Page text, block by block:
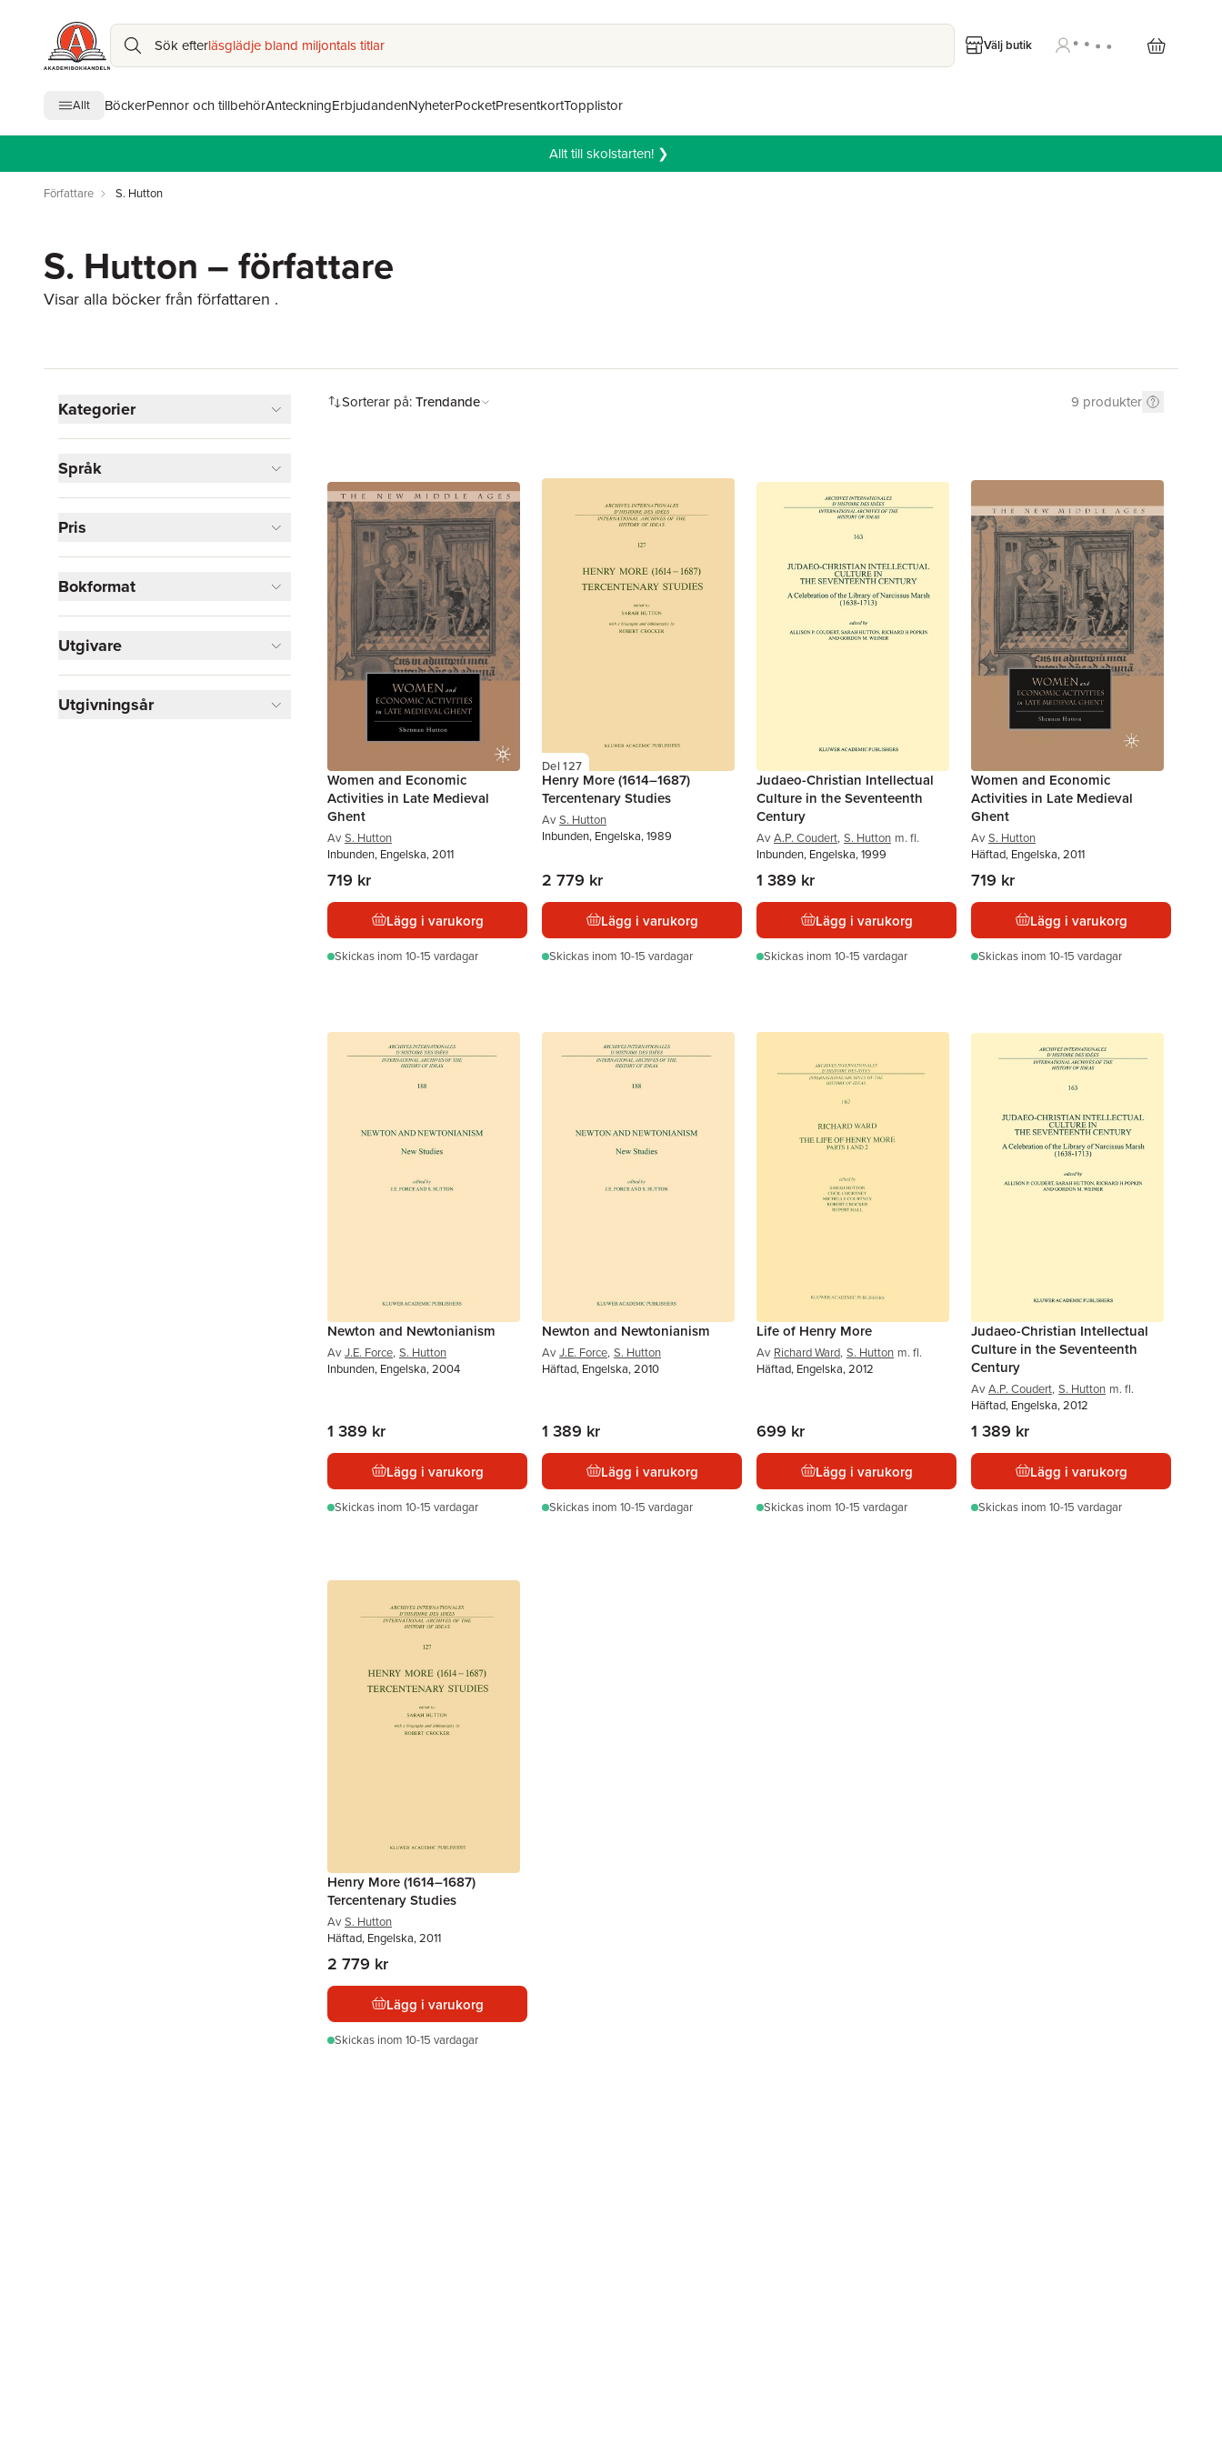
Sök efterläsglädje bland miljontals titlar Välj butik
Allt BöckerPennor och tillbehörAnteckningErbjudandenNyheterPocketPresentkortTopplistor
Allt till skolstarten! ❯
Författare S. Hutton
S. Hutton – författare
Visar alla böcker från författaren .
Kategorier
Historia och arkeologi
6
Filosofi och religion
5
Samhälle och politik
Språk
Pris
Bokformat
Utgivare
Utgivningsår
Sorterar på:Trendande 9 produkter
Women and Economic
Activities in Late Medieval
Ghent
Av S. Hutton
Inbunden, Engelska, 2011
719 kr
Lägg i varukorg
Skickas inom 10-15 vardagar
Del 127
Henry More (1614–1687)
Tercentenary Studies
Av S. Hutton
Inbunden, Engelska, 1989
2 779 kr
Lägg i varukorg
Skickas inom 10-15 vardagar
Judaeo-Christian Intellectual
Culture in the Seventeenth
Century
Av A.P. Coudert, S. Hutton m. fl.
Inbunden, Engelska, 1999
1 389 kr
Lägg i varukorg
Skickas inom 10-15 vardagar
Women and Economic
Activities in Late Medieval
Ghent
Av S. Hutton
Häftad, Engelska, 2011
719 kr
Lägg i varukorg
Skickas inom 10-15 vardagar
Newton and Newtonianism
Av J.E. Force, S. Hutton
Inbunden, Engelska, 2004
1 389 kr
Lägg i varukorg
Skickas inom 10-15 vardagar
Newton and Newtonianism
Av J.E. Force, S. Hutton
Häftad, Engelska, 2010
1 389 kr
Lägg i varukorg
Skickas inom 10-15 vardagar
Life of Henry More
Av Richard Ward, S. Hutton m. fl.
Häftad, Engelska, 2012
699 kr
Lägg i varukorg
Skickas inom 10-15 vardagar
Judaeo-Christian Intellectual
Culture in the Seventeenth
Century
Av A.P. Coudert, S. Hutton m. fl.
Häftad, Engelska, 2012
1 389 kr
Lägg i varukorg
Skickas inom 10-15 vardagar
Henry More (1614–1687)
Tercentenary Studies
Av S. Hutton
Häftad, Engelska, 2011
2 779 kr
Lägg i varukorg
Skickas inom 10-15 vardagar